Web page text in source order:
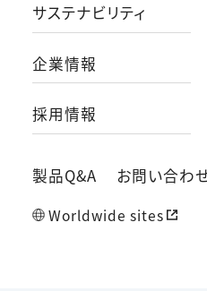
サステナビリティ
企業情報
採用情報
製品Q&A お問い合わ
Worldwide sites